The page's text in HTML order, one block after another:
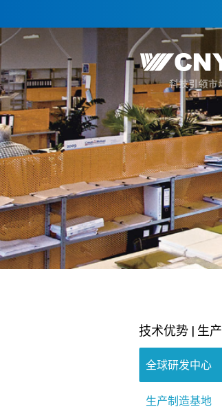
技术优势 | 生产
全球研发中心
生产制造基地